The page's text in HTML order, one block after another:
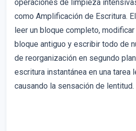
operaciones de limpieza
como Amplificación de Escritura.
leer un bloque completo,
bloque antiguo y escribir todo de
de reorganización en segundo
escritura instantánea en una tarea
causando la sensación de lentitud.